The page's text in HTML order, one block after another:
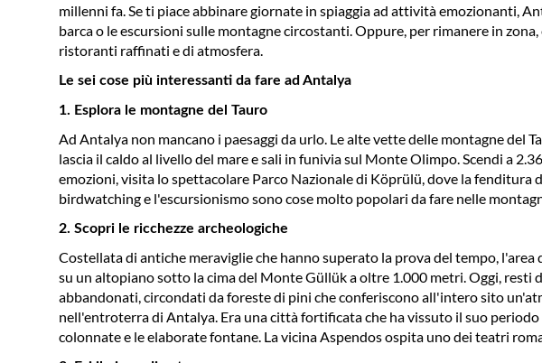
millenni fa. Se ti piace abbinare giornate in spiaggia ad attività emozionanti,
barca o le escursioni sulle montagne circostanti. Oppure, per rimanere in
ristoranti raffinati e di atmosfera.
Le sei cose più interessanti da fare ad Antalya
1. Esplora le montagne del Tauro
Ad Antalya non mancano i paesaggi da urlo. Le alte vette delle montagne del
lascia il caldo al livello del mare e sali in funivia sul Monte Olimpo. Scendi a
emozioni, visita lo spettacolare Parco Nazionale di Köprülü, dove la
birdwatching e l'escursionismo sono cose molto popolari da fare nelle
2. Scopri le ricchezze archeologiche
Costellata di antiche meraviglie che hanno superato la prova del tempo,
su un altopiano sotto la cima del Monte Güllük a oltre 1.000 metri. Oggi,
abbandonati, circondati da foreste di pini che conferiscono all'intero sito
nell'entroterra di Antalya. Era una città fortificata che ha vissuto il suo
colonnate e le elaborate fontane. La vicina Aspendos ospita uno dei teatri